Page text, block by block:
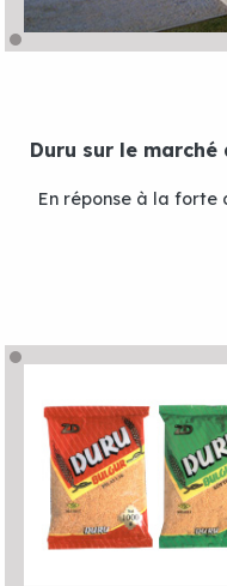
Duru sur le
En réponse à la